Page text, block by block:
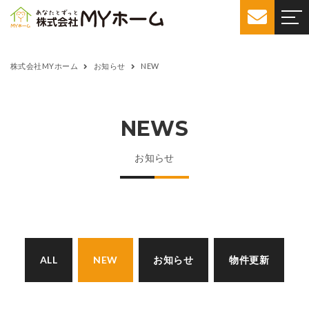
株式会社MYホーム お知らせ NEW
NEWS
お知らせ
ALL NEW お知らせ 物件更新